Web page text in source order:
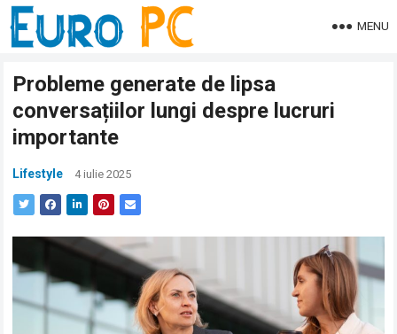
MENU
Probleme generate de lipsa
conversațiilor lungi despre lucruri
importante
Lifestyle 4 iulie 2025